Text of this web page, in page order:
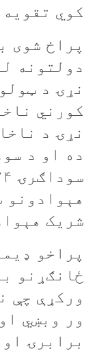
کوي
دولتونه
کورني
ده او د
هېوادونو
شريک
پراخو
ځانګړنو
ورکړې چې
ور وبښي
برابرۍ